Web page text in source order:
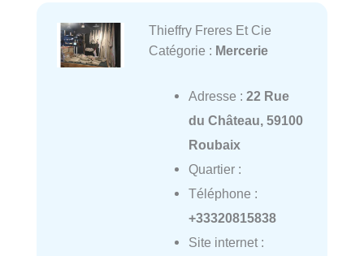
Thieffry Freres Et Cie
Catégorie : Mercerie
Adresse : 22 Rue
du Château, 59100
Roubaix
Quartier :
Téléphone :
+33320815838
Site internet :